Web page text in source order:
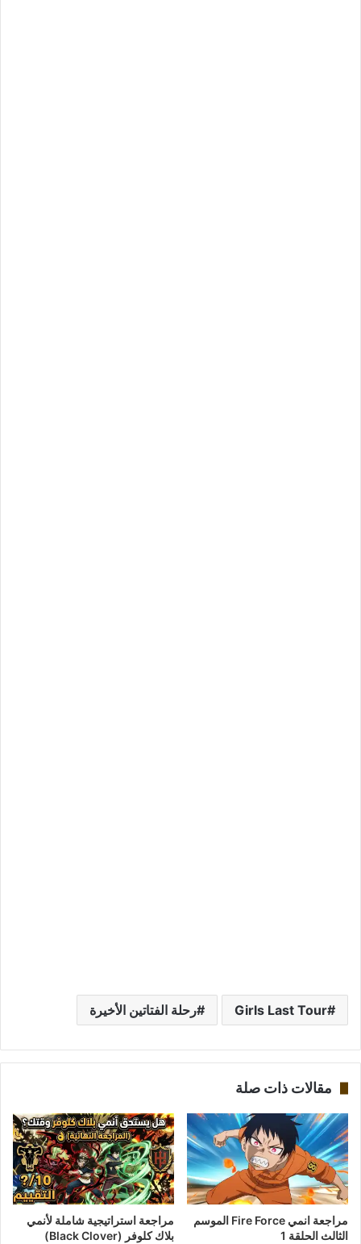
Girls Last Tour رحلة الفتاتين الأخيرة
مقالات ذات صلة
مراجعة انمي Fire Force الموسم
الثالث الحلقة 1
مراجعة استراتيجية شاملة لأنمي
بلاك كلوفر (Black Clover)